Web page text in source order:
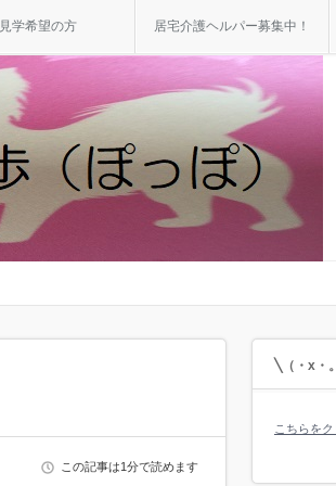
見学希望の方 居宅介護ヘルパー募集中！
この記事は1分で読めます
╲（・x・
こちらを